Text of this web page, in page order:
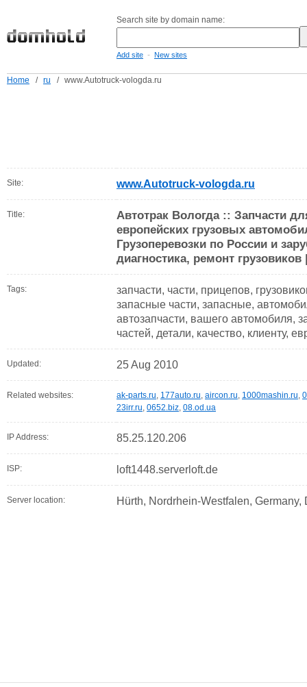
Search site by domain name:
Add site - New sites
Home / ru / www.Autotruck-vologda.ru
Site: www.Autotruck-vologda.ru
Title:
Автотрак Вологда :: Запчасти
европейских грузовых
Грузоперевозки по России и
диагностика, ремонт грузовиков
Tags:
запчасти, части, прицепов,
запасные части, запасные,
автозапчасти, вашего автомобиля,
частей, детали, качество, клиенту,
Updated: 25 Aug 2010
Related websites: ak-parts.ru, 177auto.ru, aircon.ru, 1000mashin.ru,
23irr.ru, 0652.biz, 08.od.ua
IP Address: 85.25.120.206
ISP: loft1448.serverloft.de
Server location: Hürth, Nordrhein-Westfalen, Germany,